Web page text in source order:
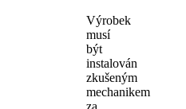
Výrobek
musí
být
instalován
zkušeným
mechanikem
za